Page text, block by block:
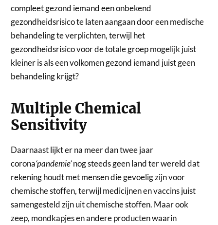
compleet gezond iemand een onbekend
gezondheidsrisico te laten aangaan door een medische
behandeling te verplichten, terwijl het
gezondheidsrisico voor de totale groep mogelijk juist
kleiner is als een volkomen gezond iemand juist geen
behandeling krijgt?
Multiple Chemical
Sensitivity
Daarnaast lijkt er na meer dan twee jaar
corona‘pandemie’nog steeds geen land ter wereld dat
rekening houdt met mensen die gevoelig zijn voor
chemische stoffen, terwijl medicijnen en vaccins juist
samengesteld zijn uit chemische stoffen. Maar ook
zeep, mondkapjes en andere producten waarin